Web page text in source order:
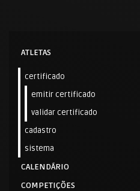
ATLETAS
certificado
emitir certificado
validar certificado
cadastro
sistema
CALENDÁRIO
COMPETIÇÕES